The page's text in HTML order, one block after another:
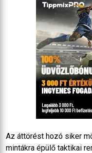
Az áttörést hozó siker
mintákra épülő taktikai